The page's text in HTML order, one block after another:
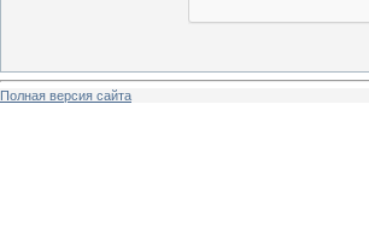
Полная версия сайта